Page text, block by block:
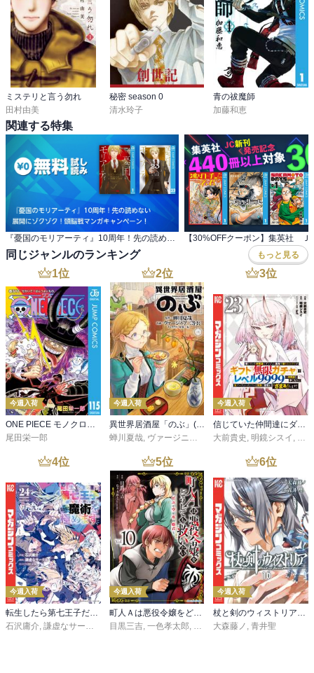
ミステリと言う勿れ
田村由美
秘密 season 0
清水玲子
青の祓魔師
加藤和恵
関連する特集
同じジャンルのランキング もっと見る
1位
今週入荷
ONE PIECE モノクロ版 115
尾田栄一郎
2位
今週入荷
異世界居酒屋「のぶ」(22)
蝉川夏哉, ヴァージニア二等兵 ,転
3位
今週入荷
信じていた仲間達にダンジョン奥地で殺されかけたがギフト『無限ガチャ』でレベル９９９９の仲間達を手に入れて元パーティーメンバーと世界に復讐＆『ざまぁ！』します！（２３）
大前貴史 , 明鏡シスイ , ｔ
4位
今週入荷
転生したら第七王子だったので、気ままに魔術を極めます（２４）
石沢庸介, 謙虚なサークル メル。
5位
今週入荷
町人Ａは悪役令嬢をどうしても救いたい ～どぶと空と氷の姫君～１０【電子書店共通特典イラスト付】
目黒三吉, 一色孝太郎, Parum
6位
今週入荷
杖と剣のウィストリア（１６）
大森藤ノ , 青井聖